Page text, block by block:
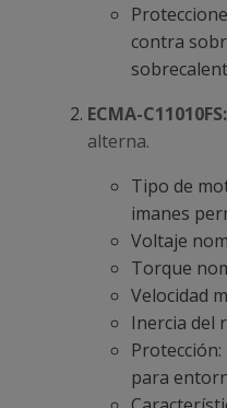
contra
ECMA-C11010FS:
alterna.
Tipo de
imanes
Voltaje
Torque
Velocidad
Inercia del
Protección:
para